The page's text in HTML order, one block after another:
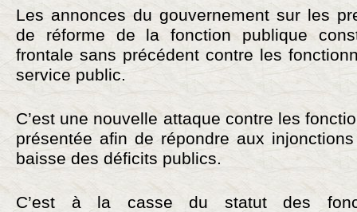
Les annonces du gouvernement sur les
de réforme de la fonction publique
frontale sans précédent contre les
service public.
C’est une nouvelle attaque contre les
présentée afin de répondre aux
baisse des déficits publics.
C’est à la casse du statut des